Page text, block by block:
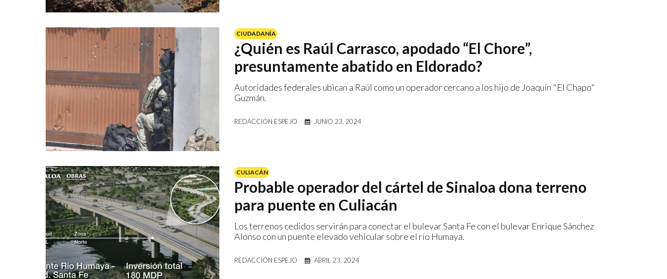
CIUDADANÍA
¿Quién es Raúl Carrasco, apodado “El Chore”,
presuntamente abatido en Eldorado?
Autoridades federales ubican a Raúl como un operador cercano a los hijo de Joaquín "El Chapo"
Guzmán.
REDACCIÓN ESPEJO JUNIO 23, 2024
CULIACÁN
Probable operador del cártel de Sinaloa dona terreno
para puente en Culiacán
Los terrenos cedidos servirán para conectar el bulevar Santa Fe con el bulevar Enrique Sánchez
Alonso con un puente elevado vehicular sobre el río Humaya.
REDACCIÓN ESPEJO ABRIL 23, 2024